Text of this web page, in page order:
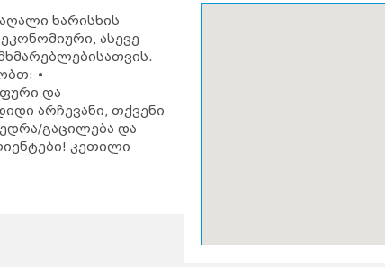
ხარისხის
ასევე
•
და
არჩევანი, თქვენი
გაცილება და
კეთილი